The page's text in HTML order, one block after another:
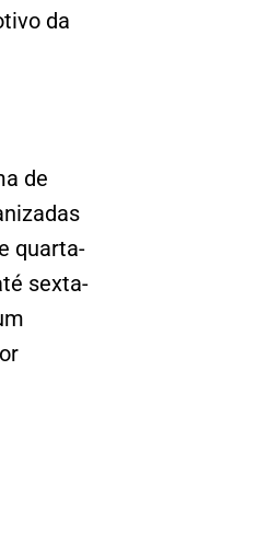
da
de
quarta-
sexta-